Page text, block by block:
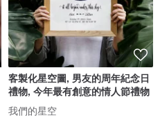
客製化星空圖, 男友的周年紀念日
禮物, 今年最有創意的情人節禮物
我們的星空